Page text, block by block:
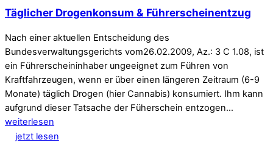
Täglicher Drogenkonsum & Führerscheinentzug
Nach einer aktuellen Entscheidung des
Bundesverwaltungsgerichts vom26.02.2009, Az.: 3 C 1.08, ist
ein Führerscheininhaber ungeeignet zum Führen von
Kraftfahrzeugen, wenn er über einen längeren Zeitraum (6-9
Monate) täglich Drogen (hier Cannabis) konsumiert. Ihm kann
aufgrund dieser Tatsache der Füherschein entzogen…
weiterlesen
jetzt lesen